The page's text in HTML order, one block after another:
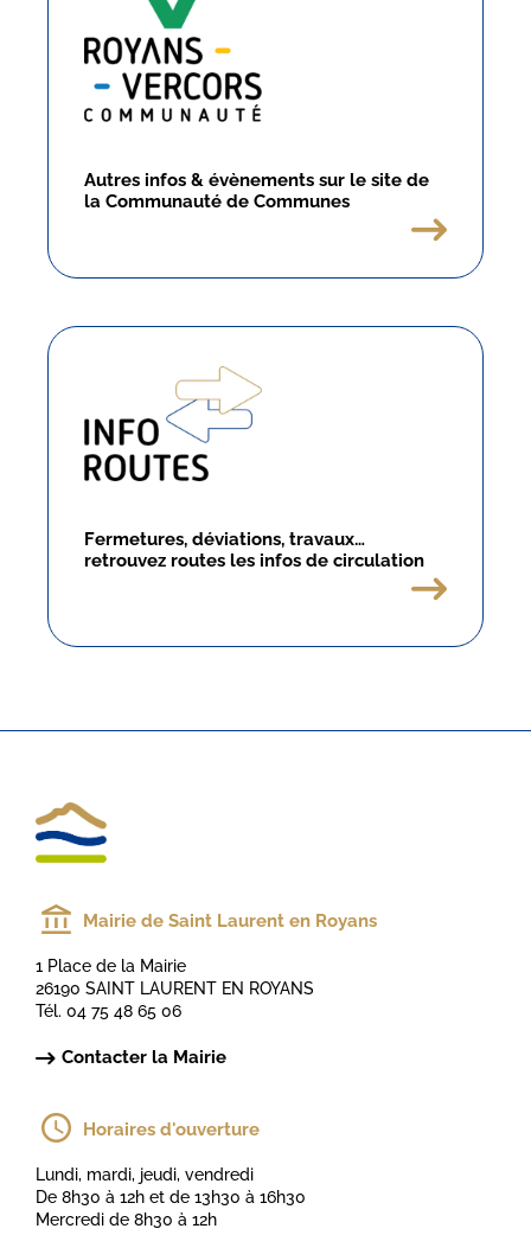
Autres infos & évènements sur le site de
la Communauté de Communes
Fermetures, déviations, travaux…
retrouvez routes les infos de circulation
Mairie de Saint Laurent en Royans
1 Place de la Mairie
26190 SAINT LAURENT EN ROYANS
Tél. 04 75 48 65 06
Contacter la Mairie
Horaires d'ouverture
Lundi, mardi, jeudi, vendredi
De 8h30 à 12h et de 13h30 à 16h30
Mercredi de 8h30 à 12h